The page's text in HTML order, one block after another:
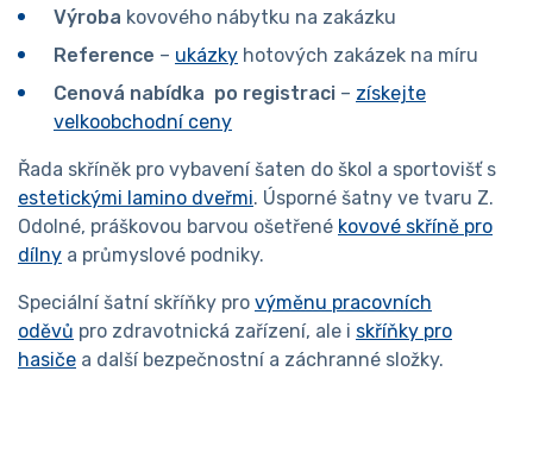
Výroba kovového nábytku na zakázku
Reference – ukázky hotových zakázek na míru
Cenová nabídka po registraci – získejte
velkoobchodní ceny
Řada skříněk pro vybavení šaten do škol a sportovišť s
estetickými lamino dveřmi. Úsporné šatny ve tvaru Z.
Odolné, práškovou barvou ošetřené kovové skříně pro
dílny a průmyslové podniky.
Speciální šatní skříňky pro výměnu pracovních
oděvů pro zdravotnická zařízení, ale i skříňky pro
hasiče a další bezpečnostní a záchranné složky.